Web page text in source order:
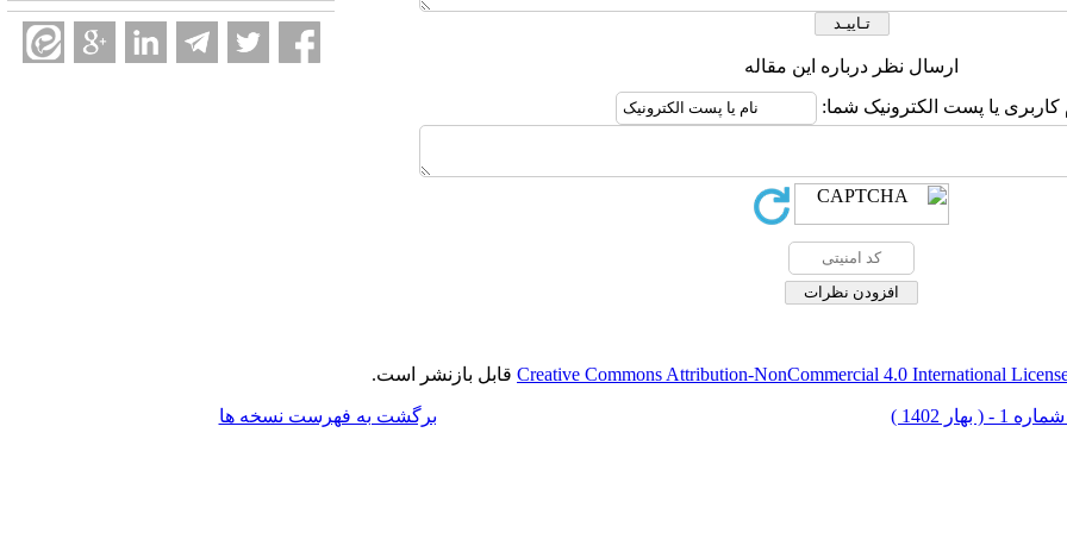
ارسال نظر درباره این مقاله
کاربری یا پست الکترونیک شما:
Creative Commons Attribution-NonCommercial 4.0 International قابل بازنشر است.
برگشت به فهرست نسخه ها